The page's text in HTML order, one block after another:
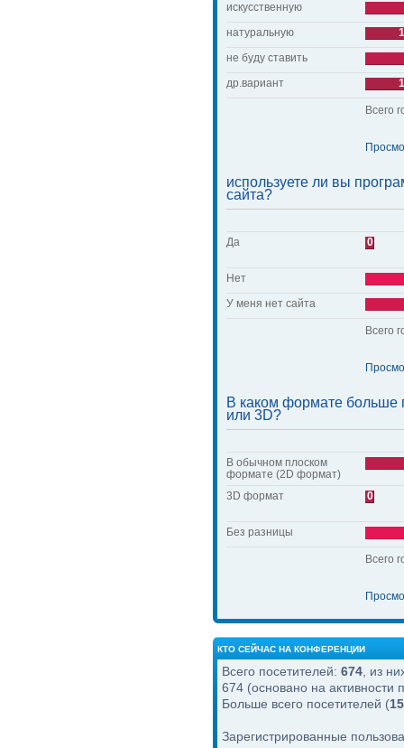
искусственную
натуральную
1
не буду ставить
др.вариант
1
Всего
используете ли вы
сайта?
Да 0
Нет
У меня нет сайта
Всего
В каком формате больше
или 3D?
В обычном плоском
формате (2D формат)
3D формат
0
Без разницы
Всего
КТО СЕЙЧАС НА КОНФЕРЕНЦИИ
Всего посетителей: 674 , из
674 (основано на активности
Больше всего посетителей (
Зарегистрированные